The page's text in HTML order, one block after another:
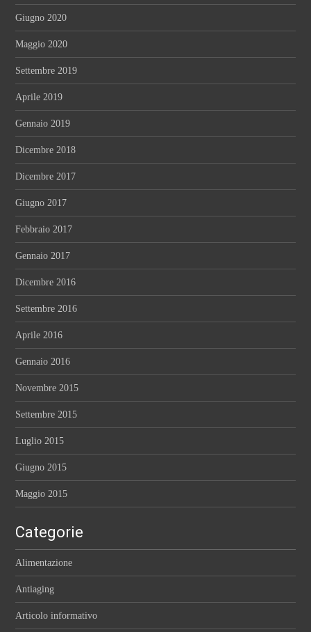
Giugno 2020
Maggio 2020
Settembre 2019
Aprile 2019
Gennaio 2019
Dicembre 2018
Dicembre 2017
Giugno 2017
Febbraio 2017
Gennaio 2017
Dicembre 2016
Settembre 2016
Aprile 2016
Gennaio 2016
Novembre 2015
Settembre 2015
Luglio 2015
Giugno 2015
Maggio 2015
Categorie
Alimentazione
Antiaging
Articolo informativo